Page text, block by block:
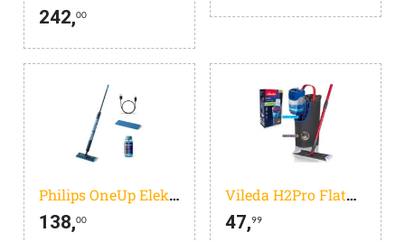
242,00
Philips OneUp Elektrische Dweil 5000 series XV5113/01 - Dweilsysteem - Vloerreiniger - Vuil water opzuigen - 2 standen - 70min dweilen - Geen emmer nodig
138,00
Vileda H2Pro Flatmop Systeem Complete set, Twee gescheiden waterreservoirs, Waterbesparend ontwerp, Altijd schoon water
47,99